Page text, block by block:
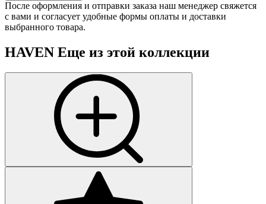
После оформления и отправки заказа наш менеджер свяжется
с вами и согласует удобные формы оплаты и доставки
выбранного товара.
HAVEN Еще из этой коллекции